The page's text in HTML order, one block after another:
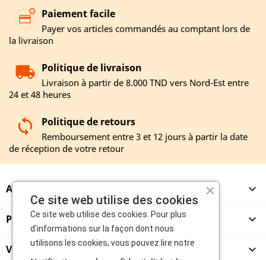
Paiement facile
Payer vos articles commandés au comptant lors de
la livraison
Politique de livraison
Livraison à partir de 8.000 TND vers Nord-Est entre
24 et 48 heures
Politique de retours
Remboursement entre 3 et 12 jours à partir la date
de réception de votre retour
A PROPOS 
PRODUITS 
VENDEURS 
Ce site web utilise des cookies
Ce site web utilise des cookies. Pour plus
d'informations sur la façon dont nous
utilisons les cookies, vous pouvez lire notre